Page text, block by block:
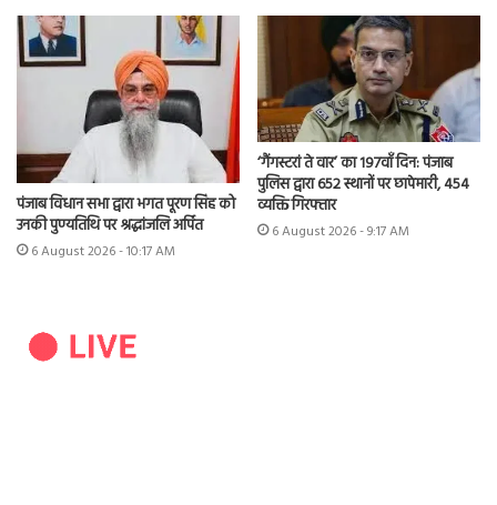
पंजाब विधान सभा द्वारा भगत पूरण सिंह को
उनकी पुण्यतिथि पर श्रद्धांजलि अर्पित
6 August 2026 - 10:17 AM
‘गैंगस्टरां ते वार’ का 197वाँ दिन: पंजाब
पुलिस द्वारा 652 स्थानों पर छापेमारी, 454
व्यक्ति गिरफ्तार
6 August 2026 - 9:17 AM